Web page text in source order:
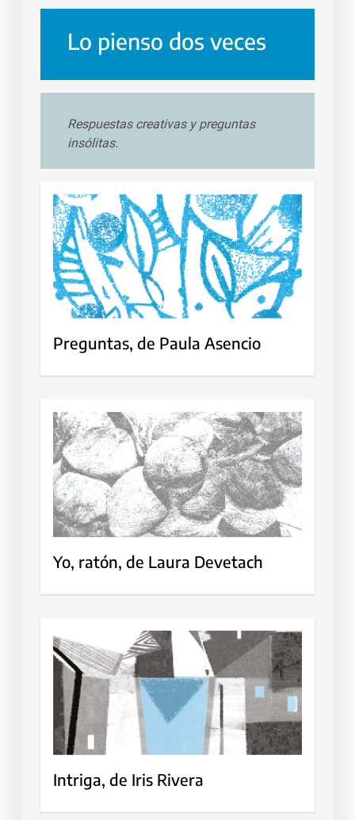
Lo pienso dos veces
Respuestas creativas y preguntas
insólitas.
Preguntas, de Paula Asencio
Yo, ratón, de Laura Devetach
Intriga, de Iris Rivera